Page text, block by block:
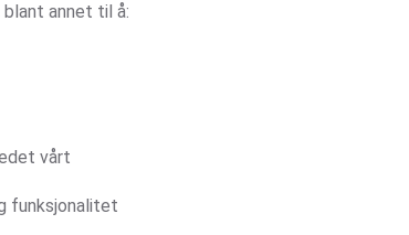
blant annet til å:
vårt
funksjonalitet